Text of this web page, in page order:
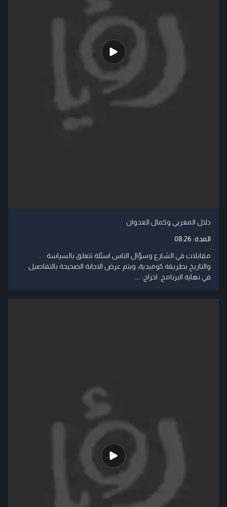
دلال المغربي وكمال العدوان
المدة: 08:26
مقابلات في الشارع وسؤال الناس اسئلة تتعلق بالسياسة
والتاريخ بطريقة كوميدية، ويتم عرض الاجابة الصحيحة بالتفاصيل
في نهاية البرنامج. اخراج: ....